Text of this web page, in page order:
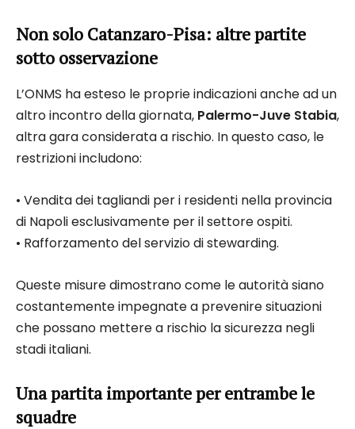
Non solo Catanzaro-Pisa: altre partite
sotto osservazione
L’ONMS ha esteso le proprie indicazioni anche ad un
altro incontro della giornata, Palermo-Juve Stabia,
altra gara considerata a rischio. In questo caso, le
restrizioni includono:
• Vendita dei tagliandi per i residenti nella provincia
di Napoli esclusivamente per il settore ospiti.
• Rafforzamento del servizio di stewarding.
Queste misure dimostrano come le autorità siano
costantemente impegnate a prevenire situazioni
che possano mettere a rischio la sicurezza negli
stadi italiani.
Una partita importante per entrambe le
squadre